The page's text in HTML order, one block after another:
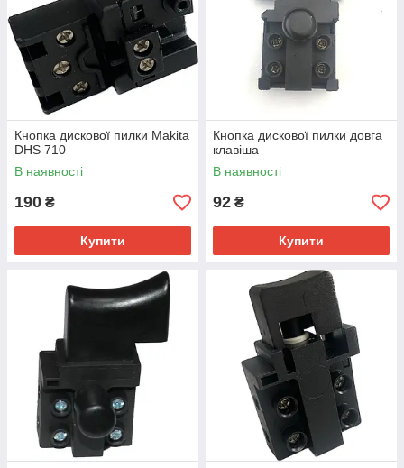
Кнопка дискової пилки Makita
DHS 710
В наявності
190 ₴
Купити
Кнопка дискової пилки довга
клавіша
В наявності
92 ₴
Купити